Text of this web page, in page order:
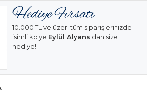
10.000 TL ve üzeri tüm siparişlerinizde
isimli kolye Eylül Alyans'dan size
hediye!